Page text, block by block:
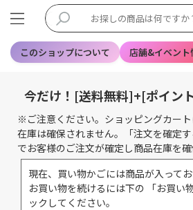
このショップについて 店舗&イベント
今だけ！[送料無料]+[ポイン
※ご注意ください。ショッピングカー
在庫は確保されません。「注文を確定
でお客様のご注文が確定し商品在庫を確
現在、買い物かごには商品が入ってお
お買い物を続けるには下の 「お買い
ックしてください。